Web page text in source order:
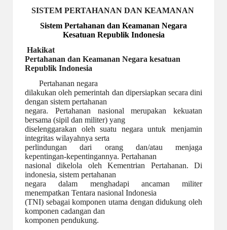
SISTEM PERTAHANAN DAN KEAMANAN
Sistem Pertahanan dan Keamanan Negara
Kesatuan Republik Indonesia
Hakikat
Pertahanan dan Keamanan Negara kesatuan
Republik Indonesia
Pertahanan negara
dilakukan oleh pemerintah dan dipersiapkan secara dini
dengan sistem pertahanan
negara. Pertahanan nasional merupakan kekuatan
bersama (sipil dan militer) yang
diselenggarakan oleh suatu negara untuk menjamin
integritas wilayahnya serta
perlindungan dari orang dan/atau menjaga
kepentingan-kepentingannya. Pertahanan
nasional dikelola oleh Kementrian Pertahanan. Di
indonesia, sistem pertahanan
negara dalam menghadapi ancaman militer
menempatkan Tentara nasional Indonesia
(TNI) sebagai komponen utama dengan didukung oleh
komponen cadangan dan
komponen pendukung.